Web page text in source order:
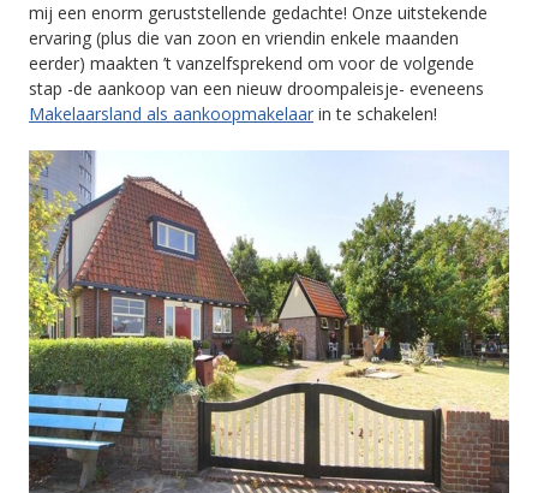
mij een enorm geruststellende gedachte! Onze uitstekende
ervaring (plus die van zoon en vriendin enkele maanden
eerder) maakten ’t vanzelfsprekend om voor de volgende
stap -de aankoop van een nieuw droompaleisje- eveneens
Makelaarsland als aankoopmakelaar in te schakelen!